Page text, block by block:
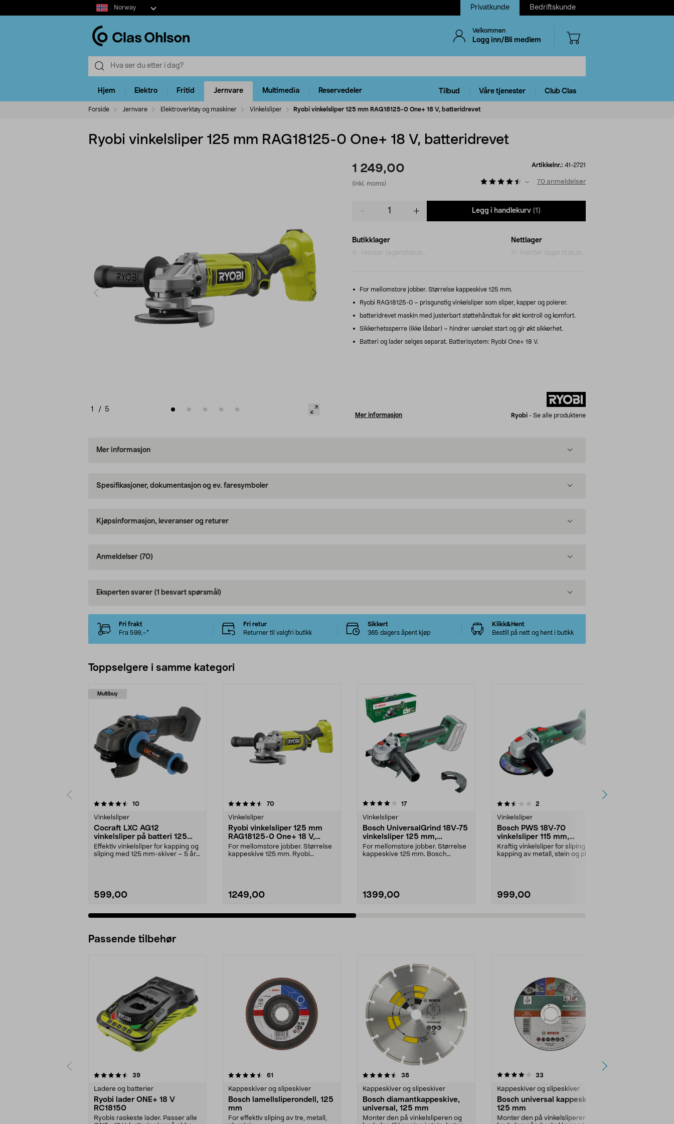
Select
market
Norway Privatkunde Bedriftskunde
Velkommen
Logg inn/Bli medlem
Hjem Elektro Fritid Jernvare Multimedia Reservedeler Tilbud Våre tjenester Club Clas
Forside Jernvare Elektroverktøy og maskiner Vinkelsliper Ryobi vinkelsliper 125 mm RAG18125-0 One+ 18 V, batteridrevet
Ryobi vinkelsliper 125 mm RAG18125-0 One+ 18 V, batteridrevet
1 / 5
1 249,00
(inkl. moms)
Artikkelnr.: 41-2721
70 anmeldelser
Legg i handlekurv (1)
Butikklager
Henter lagerstatus...
Nettlager
Henter lagerstatus...
For mellomstore jobber. Størrelse kappeskive 125 mm.
Ryobi RAG18125-0 – prisgunstig vinkelsliper som sliper, kapper og polerer.
batteridrevet maskin med justerbart støttehåndtak for økt kontroll og komfort.
Sikkerhetssperre (ikke låsbar) – hindrer uønsket start og gir økt sikkerhet.
Batteri og lader selges separat. Batterisystem: Ryobi One+ 18 V.
Mer informasjon Ryobi - Se alle produktene
Mer informasjon
Spesifikasjoner, dokumentasjon og ev. faresymboler
Kjøpsinformasjon, leveranser og returer
Anmeldelser (70)
Eksperten svarer (1 besvart spørsmål)
Fri frakt
Fra 599,–*
Fri retur
Returner til valgfri butikk
Sikkert
365 dagers åpent kjøp
Klikk&Hent
Bestill på nett og hent i butikk
Toppselgere i samme kategori
Multibuy
10anmeldelser
Vinkelsliper
Cocraft LXC AG12
vinkelsliper på batteri 125
mm 18 V
Effektiv vinkelsliper for kapping og
sliping med 125 mm-skiver – 5 års
599,00
4.5 av 5 stjerner 70anmeldelser
Vinkelsliper
Ryobi vinkelsliper 125 mm
RAG18125-0 One+ 18 V,
batteridrevet
For mellomstore jobber. Størrelse
kappeskive 125 mm. Ryobi
1249,00
4.0 av 5 stjerner 17anmeldelser
Vinkelsliper
Bosch UniversalGrind 18V-75
vinkelsliper 125 mm,
batteridrevet
For mellomstore jobber. Størrelse
kappeskive 125 mm. Bosch
1399,00
2.5 av 5 stjerner 2
Vinkelsliper
Bosch PWS 18V-70
vinkelsliper 115 mm,
batteridrevet
Kraftig vinkelsliper for sliping og
kapping av metall, stein og plast.
999,00
0.0 av 5 stjerner
Passende tilbehør
39anmeldelser
Ladere og batterier
Ryobi lader ONE+ 18 V
RC18150
Ryobis raskeste lader. Passer alle
4.5av 5 stjerner 61
Kappeskiver og slipeskiver
Bosch lamellsliperondell, 125
mm
For effektiv sliping av tre, metall,
4.5av 5 stjerner 38anmeldelser
Kappeskiver og slipeskiver
Bosch diamantkappeskive,
universal, 125 mm
Monter den på vinkelsliperen og
4.0av 5 stjerner 33
Kappeskiver og slipeskiver
Bosch universal kappeskive,
125 mm
Monter den på vinkelsliperen og
4.5av 5 stjerner